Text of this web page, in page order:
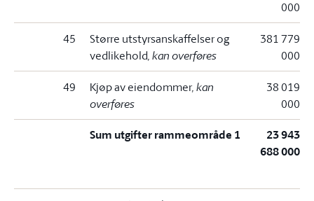
000
45
Større utstyrsanskaffelser og
vedlikehold, kan overføres
381 779
000
49 Kjøp av eiendommer, kan
overføres
38 019
000
Sum utgifter rammeområde 1
23 943
688 000